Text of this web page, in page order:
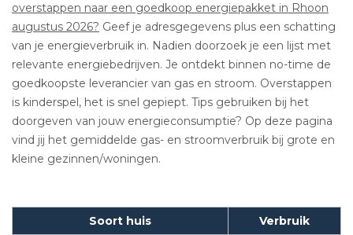
overstappen naar een goedkoop energiepakket in Rhoon
augustus 2026? Geef je adresgegevens plus een schatting
van je energieverbruik in. Nadien doorzoek je een lijst met
relevante energiebedrijven. Je ontdekt binnen no-time de
goedkoopste leverancier van gas en stroom. Overstappen
is kinderspel, het is snel gepiept. Tips gebruiken bij het
doorgeven van jouw energieconsumptie? Op deze pagina
vind jij het gemiddelde gas- en stroomverbruik bij grote en
kleine gezinnen/woningen.
Soort huis
Verbruik